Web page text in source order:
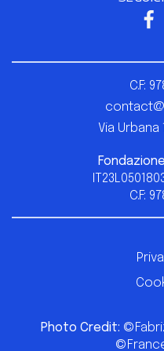
Fondazione
C.F:
C.F:
Via Urbana
Photo Credit: